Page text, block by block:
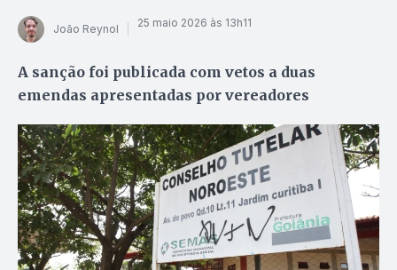
João Reynol 25 maio 2026 às 13h11
A sanção foi publicada com vetos a duas
emendas apresentadas por vereadores